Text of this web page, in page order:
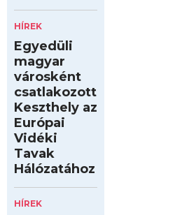
HÍREK
Egyedüli
magyar
városként
csatlakozott
Keszthely az
Európai
Vidéki
Tavak
Hálózatához
HÍREK